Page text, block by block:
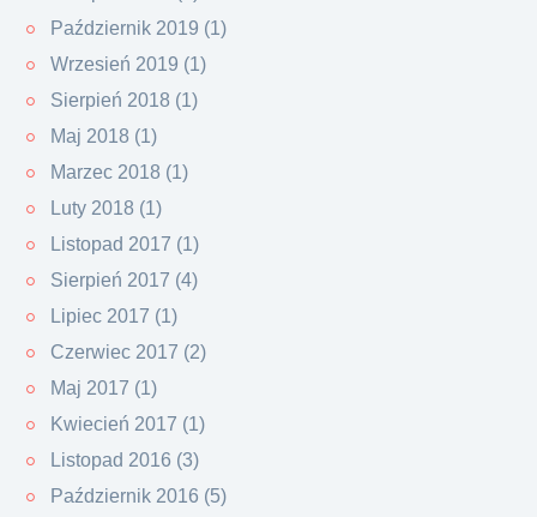
Październik 2019 (1)
Wrzesień 2019 (1)
Sierpień 2018 (1)
Maj 2018 (1)
Marzec 2018 (1)
Luty 2018 (1)
Listopad 2017 (1)
Sierpień 2017 (4)
Lipiec 2017 (1)
Czerwiec 2017 (2)
Maj 2017 (1)
Kwiecień 2017 (1)
Listopad 2016 (3)
Październik 2016 (5)